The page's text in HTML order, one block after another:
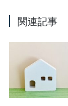
関連記事